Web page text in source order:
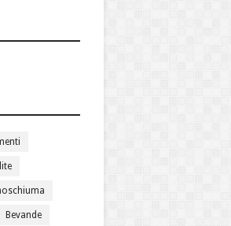
Bevande